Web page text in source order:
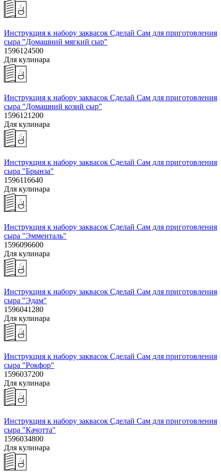
Инструкция к набору заквасок Сделай Сам для приготовления
сыра "Домашний мягкий сыр"
1596124500
Для кулинара
Инструкция к набору заквасок Сделай Сам для приготовления
сыра "Домашний козий сыр"
1596121200
Для кулинара
Инструкция к набору заквасок Сделай Сам для приготовления
сыра "Брынза"
1596116640
Для кулинара
Инструкция к набору заквасок Сделай Сам для приготовления
сыра "Эмменталь"
1596096600
Для кулинара
Инструкция к набору заквасок Сделай Сам для приготовления
сыра "Эдам"
1596041280
Для кулинара
Инструкция к набору заквасок Сделай Сам для приготовления
сыра "Рокфор"
1596037200
Для кулинара
Инструкция к набору заквасок Сделай Сам для приготовления
сыра "Качотта"
1596034800
Для кулинара